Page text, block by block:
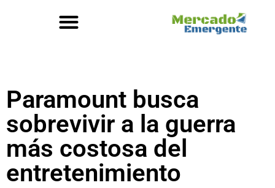
Paramount busca
sobrevivir a la guerra
más costosa del
entretenimiento